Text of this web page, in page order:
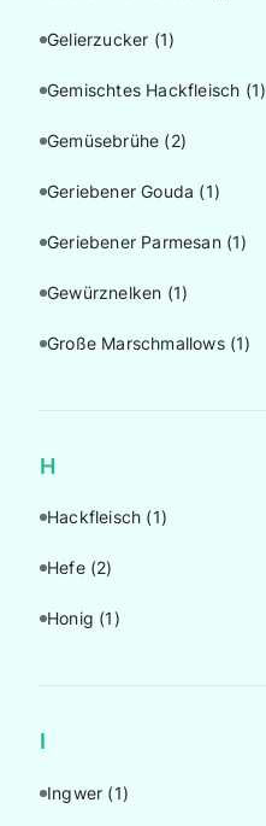
Gelierzucker (1)
Gemischtes Hackfleisch (1)
Gemüsebrühe (2)
Geriebener Gouda (1)
Geriebener Parmesan (1)
Gewürznelken (1)
Große Marschmallows (1)
H
Hackfleisch (1)
Hefe (2)
Honig (1)
I
Ingwer (1)